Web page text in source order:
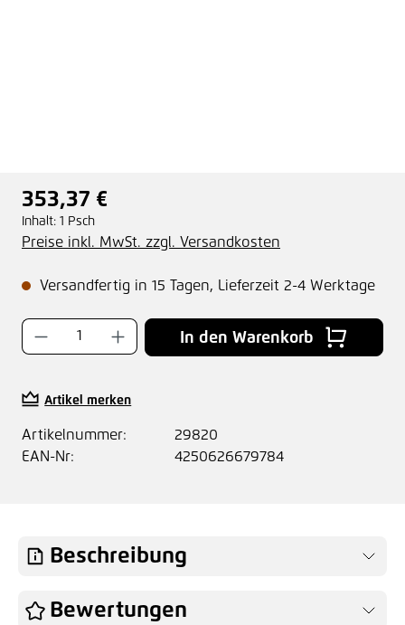
Regulärer Preis:
353,37 €
Inhalt: 1 Psch
Preise inkl. MwSt. zzgl. Versandkosten
Versandfertig in 15 Tagen, Lieferzeit 2-4 Werktage
Produkt Anzahl: Gib den gewünschten
In den Warenkorb
Artikel merken
Artikelnummer:
29820
EAN-Nr:
4250626679784
Beschreibung
Bewertungen